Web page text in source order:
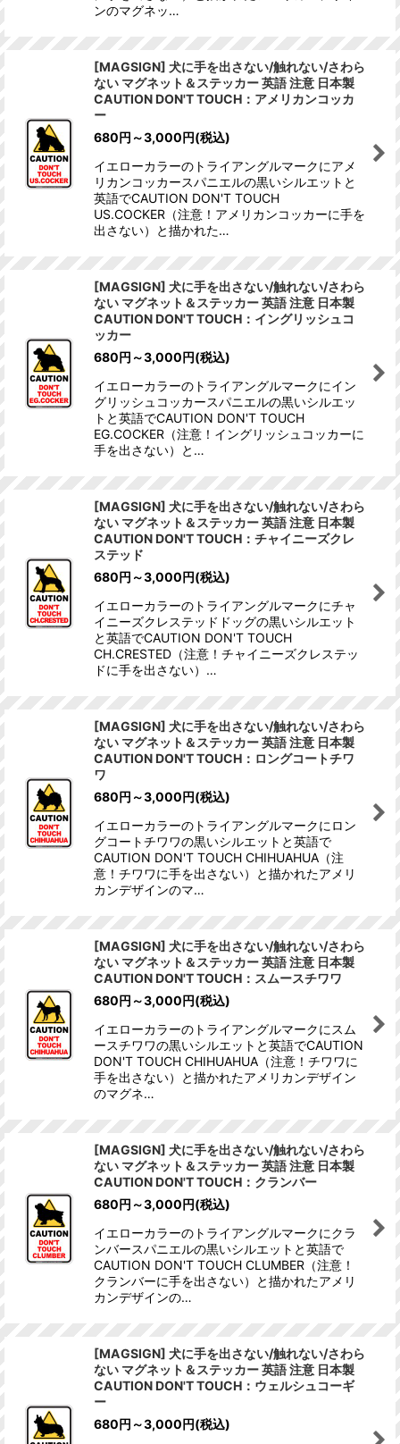
ンのマグネッ…
[MAGSIGN] 犬に手を出さない/触れない/さわら
ない マグネット＆ステッカー 英語 注意 日本製
CAUTION DON'T TOUCH：アメリカンコッカ
ー
680円 ～3,000円(税込)
イエローカラーのトライアングルマークにアメ
リカンコッカースパニエルの黒いシルエットと
英語でCAUTION DON'T TOUCH
US.COCKER（注意！アメリカンコッカーに手を
出さない）と描かれた…
[MAGSIGN] 犬に手を出さない/触れない/さわら
ない マグネット＆ステッカー 英語 注意 日本製
CAUTION DON'T TOUCH：イングリッシュコ
ッカー
680円 ～3,000円(税込)
イエローカラーのトライアングルマークにイン
グリッシュコッカースパニエルの黒いシルエッ
トと英語でCAUTION DON'T TOUCH
EG.COCKER（注意！イングリッシュコッカーに
手を出さない）と…
[MAGSIGN] 犬に手を出さない/触れない/さわら
ない マグネット＆ステッカー 英語 注意 日本製
CAUTION DON'T TOUCH：チャイニーズクレ
ステッド
680円 ～3,000円(税込)
イエローカラーのトライアングルマークにチャ
イニーズクレステッドドッグの黒いシルエット
と英語でCAUTION DON'T TOUCH
CH.CRESTED（注意！チャイニーズクレステッ
ドに手を出さない）…
[MAGSIGN] 犬に手を出さない/触れない/さわら
ない マグネット＆ステッカー 英語 注意 日本製
CAUTION DON'T TOUCH：ロングコートチワ
ワ
680円 ～3,000円(税込)
イエローカラーのトライアングルマークにロン
グコートチワワの黒いシルエットと英語で
CAUTION DON'T TOUCH CHIHUAHUA（注
意！チワワに手を出さない）と描かれたアメリ
カンデザインのマ…
[MAGSIGN] 犬に手を出さない/触れない/さわら
ない マグネット＆ステッカー 英語 注意 日本製
CAUTION DON'T TOUCH：スムースチワワ
680円 ～3,000円(税込)
イエローカラーのトライアングルマークにスム
ースチワワの黒いシルエットと英語でCAUTION
DON'T TOUCH CHIHUAHUA（注意！チワワに
手を出さない）と描かれたアメリカンデザイン
のマグネ…
[MAGSIGN] 犬に手を出さない/触れない/さわら
ない マグネット＆ステッカー 英語 注意 日本製
CAUTION DON'T TOUCH：クランバー
680円 ～3,000円(税込)
イエローカラーのトライアングルマークにクラ
ンバースパニエルの黒いシルエットと英語で
CAUTION DON'T TOUCH CLUMBER（注意！
クランバーに手を出さない）と描かれたアメリ
カンデザインの…
[MAGSIGN] 犬に手を出さない/触れない/さわら
ない マグネット＆ステッカー 英語 注意 日本製
CAUTION DON'T TOUCH：ウェルシュコーギ
ー
680円 ～3,000円(税込)